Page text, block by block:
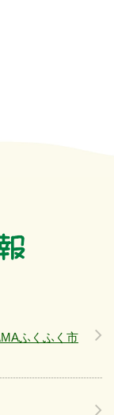
ふくふく市